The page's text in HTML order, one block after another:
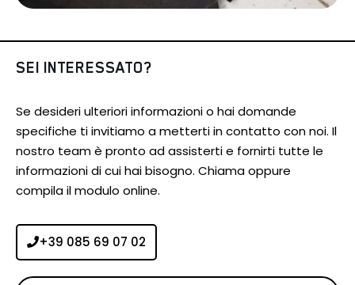
SEI INTERESSATO?
Se desideri ulteriori informazioni o hai domande
specifiche ti invitiamo a metterti in contatto con noi. Il
nostro team è pronto ad assisterti e fornirti tutte le
informazioni di cui hai bisogno. Chiama oppure
compila il modulo online.
+39 085 69 07 02